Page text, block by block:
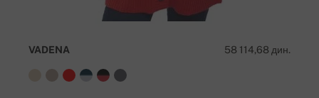
58 114,68 дин.
VADENA